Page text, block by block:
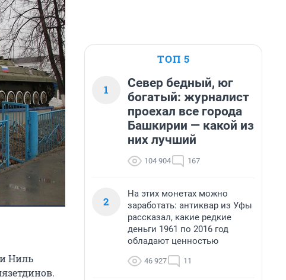
Ниль
ТОП 5
1
Север бедный, юг
богатый: журналист
проехал все города
Башкирии — какой из
них лучший
104 904 167
2
На этих монетах можно
заработать: антиквар из Уфы
рассказал, какие редкие
деньги 1961 по 2016 год
обладают ценностью
46 927 11